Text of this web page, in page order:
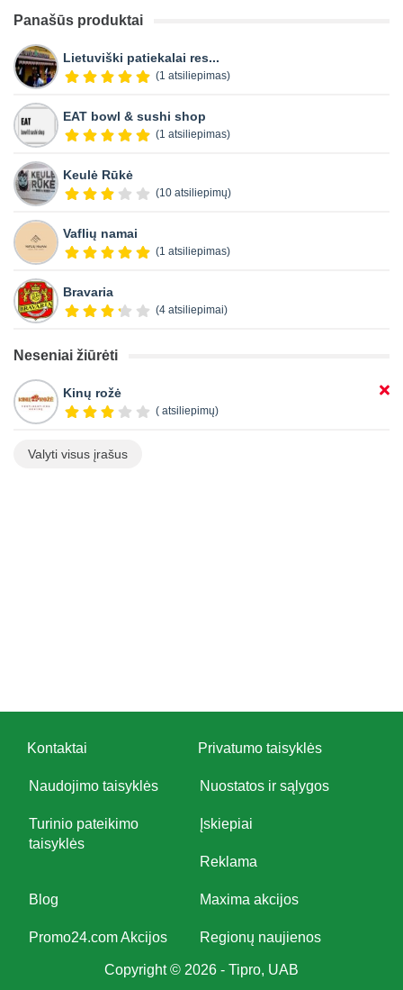
Panašūs produktai
Lietuviški patiekalai res...
(1 atsiliepimas)
EAT bowl & sushi shop
(1 atsiliepimas)
Keulė Rūkė
(10 atsiliepimų)
Vaflių namai
(1 atsiliepimas)
Bravaria
(4 atsiliepimai)
Neseniai žiūrėti
Kinų rožė
( atsiliepimų)
Valyti visus įrašus
Kontaktai Privatumo taisyklės
Naudojimo taisyklės Nuostatos ir sąlygos
Turinio pateikimo
taisyklės
Įskiepiai
Reklama
Blog Maxima akcijos
Promo24.com Akcijos Regionų naujienos
Copyright © 2026 - Tipro, UAB